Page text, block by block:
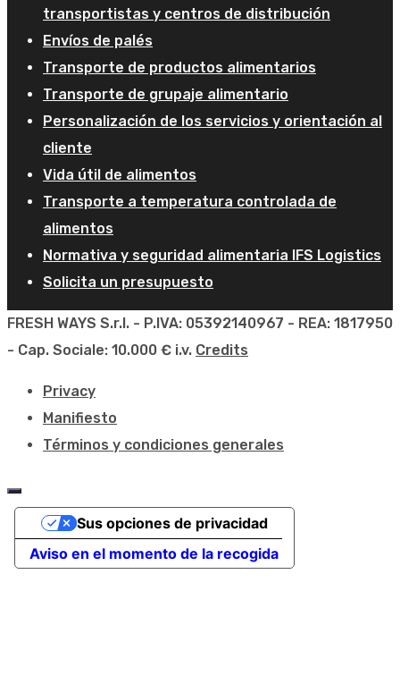
transportistas y centros de distribución
Envíos de palés
Transporte de productos alimentarios
Transporte de grupaje alimentario
Personalización de los servicios y orientación al
cliente
Vida útil de alimentos
Transporte a temperatura controlada de
alimentos
Normativa y seguridad alimentaria IFS Logistics
Solicita un presupuesto
FRESH WAYS S.r.l. - P.IVA: 05392140967 - REA: 1817950
- Cap. Sociale: 10.000 € i.v. Credits
Privacy
Manifiesto
Términos y condiciones generales
Aviso en el momento de la recogida
Sus opciones de privacidad